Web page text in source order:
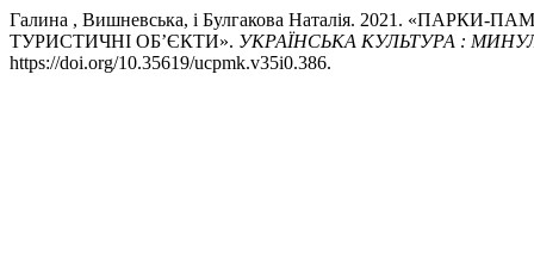
Галина , Вишневська, і Булгакова Наталія. 2021.
ТУРИСТИЧНІ ОБ’ЄКТИ». УКРАЇНСЬКА КУЛЬТУРА :
https://doi.org/10.35619/ucpmk.v35i0.386.